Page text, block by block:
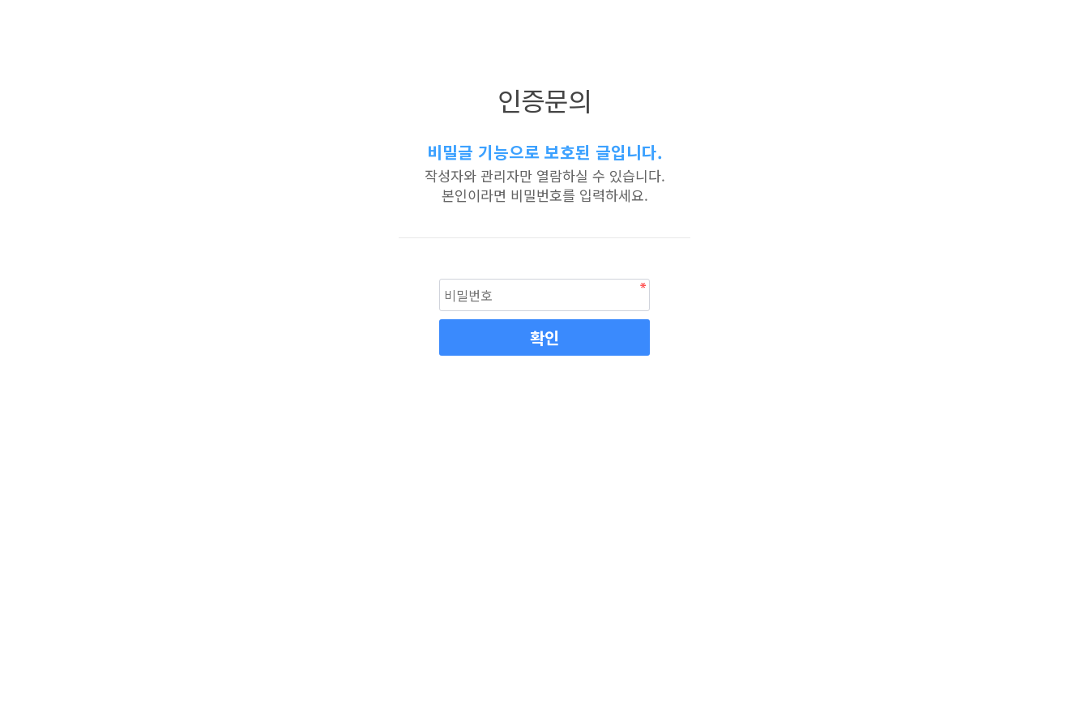
인증문의
비밀글 기능으로 보호된 글입니다.
작성자와 관리자만 열람하실 수 있습니다.
본인이라면 비밀번호를 입력하세요.